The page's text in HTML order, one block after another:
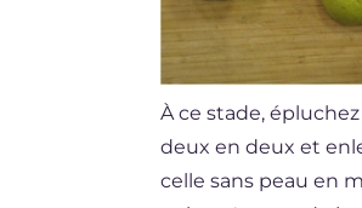
À ce stade,
deux en deux et
celle sans peau en